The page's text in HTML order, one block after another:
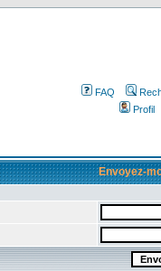
FAQ
Profil
Envoyez-